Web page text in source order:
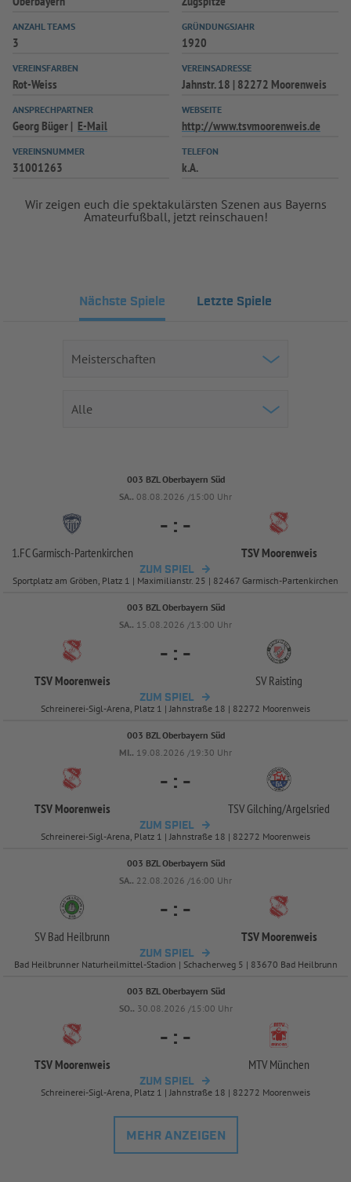
ANZAHL TEAMS
3
GRÜNDUNGSJAHR
1920
VEREINSFARBEN
Rot-Weiss
VEREINSADRESSE
Jahnstr. 18 | 82272 Moorenweis
ANSPRECHPARTNER
Georg Büger E-Mail
WEBSEITE
http://www.tsvmoorenweis.de
VEREINSNUMMER
31001263
TELEFON
k.A.
Wir zeigen euch die spektakulärsten Szenen aus Bayerns
Amateurfußball, jetzt reinschauen!
Nächste Spiele Letzte Spiele
003 BZL Oberbayern Süd
SA.. 08.08.2026 /15:00 Uhr
1.FC Garmisch-Partenkirchen
- : -
TSV Moorenweis
ZUM SPIEL
Sportplatz am Gröben, Platz 1 | Maximilianstr. 25 | 82467 Garmisch-Partenkirchen
003 BZL Oberbayern Süd
SA.. 15.08.2026 /13:00 Uhr
TSV Moorenweis
- : -
SV Raisting
ZUM SPIEL
Schreinerei-Sigl-Arena, Platz 1 | Jahnstraße 18 | 82272 Moorenweis
003 BZL Oberbayern Süd
MI.. 19.08.2026 /19:30 Uhr
TSV Moorenweis
- : -
TSV Gilching/Argelsried
ZUM SPIEL
Schreinerei-Sigl-Arena, Platz 1 | Jahnstraße 18 | 82272 Moorenweis
003 BZL Oberbayern Süd
SA.. 22.08.2026 /16:00 Uhr
SV Bad Heilbrunn
- : -
TSV Moorenweis
ZUM SPIEL
Bad Heilbrunner Naturheilmittel-Stadion | Schacherweg 5 | 83670 Bad Heilbrunn
003 BZL Oberbayern Süd
SO.. 30.08.2026 /15:00 Uhr
TSV Moorenweis
- : -
MTV München
ZUM SPIEL
Schreinerei-Sigl-Arena, Platz 1 | Jahnstraße 18 | 82272 Moorenweis
MEHR ANZEIGEN